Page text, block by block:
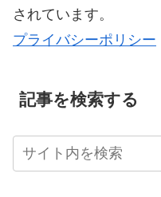
されています。
プライバシーポリシー
記事を検索する